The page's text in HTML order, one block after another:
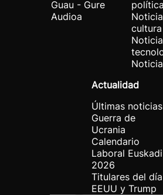
Guau - Gure
Audioa
política
cultura
Actualidad
Últimas noticias
Guerra de
Ucrania
Calendario
Laboral Euskadi
2026
Titulares del día
EEUU y Trump